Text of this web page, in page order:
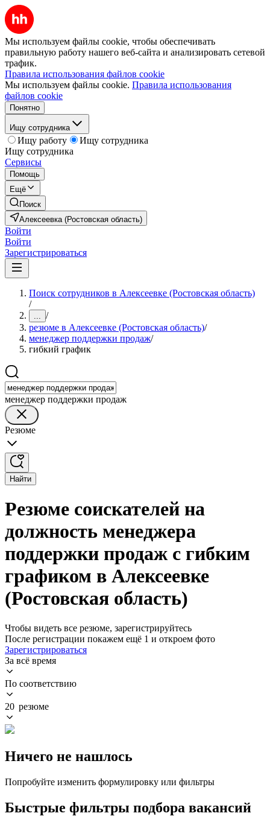
Мы используем файлы cookie, чтобы обеспечивать
правильную работу нашего веб-сайта и анализировать сетевой
трафик.
Правила использования файлов cookie
Мы используем файлы cookie. Правила использования
файлов cookie
Понятно
Ищу сотрудника
Ищу работу
Ищу сотрудника
Ищу сотрудника
Сервисы
Помощь
Ещё
Поиск
Алексеевка (Ростовская область)
Войти
Войти
Зарегистрироваться
Поиск сотрудников в Алексеевке (Ростовская область)
/
... /
резюме в Алексеевке (Ростовская область)/
менеджер поддержки продаж/
гибкий график
менеджер поддержки продаж
Резюме
Найти
Резюме соискателей на
должность менеджера
поддержки продаж с гибким
графиком в Алексеевке
(Ростовская область)
Чтобы видеть все резюме, зарегистрируйтесь
После регистрации покажем ещё 1 и откроем фото
Зарегистрироваться
За всё время
По соответствию
20 резюме
Ничего не нашлось
Попробуйте изменить формулировку или фильтры
Быстрые фильтры подбора вакансий